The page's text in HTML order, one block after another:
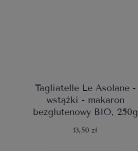
Tagliatelle Le Asolane -
wstążki - makaron
bezglutenowy BIO, 250g
13,50 zł